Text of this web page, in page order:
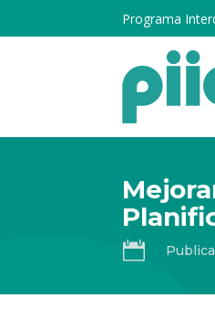
Programa
